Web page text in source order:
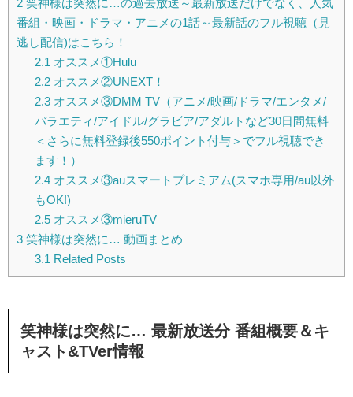
2 笑神様は突然に…の過去放送～最新放送だけでなく、人気
番組・映画・ドラマ・アニメの1話～最新話のフル視聴（見
逃し配信)はこちら！
2.1 オススメ①Hulu
2.2オススメ②UNEXT！
2.3オススメ③DMM TV（アニメ/映画/ドラマ/エンタメ/
バラエティ/アイドル/グラビア/アダルトなど30日間無料
＜さらに無料登録後550ポイント付与＞でフル視聴でき
ます！）
2.4オススメ③auスマートプレミアム(スマホ専用/au以外
もOK!)
2.5オススメ③mieruTV
3 笑神様は突然に… 動画まとめ
3.1 Related Posts
笑神様は突然に… 最新放送分 番組概要＆キ
ャスト&TVer情報